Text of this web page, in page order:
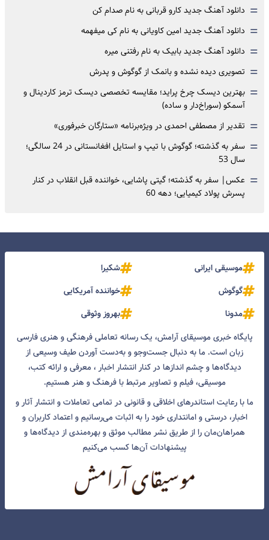
= دانلود آهنگ جدید کارو قربانی به نام صدام کن
= دانلود آهنگ جدید امین کاویانی به نام کی میفهمه
= دانلود آهنگ جدید بابیک به نام رفتنی میره
= تصویری دیده نشده و بانمک از گوگوش و پدرش
= بهترین دیسک چرخ پراید؛ مقایسه تخصصی دیسک ترمز کاردینال و
آسمکو (سوراخ‌دار و ساده)
= تقدیر از مصطفی احمدی در ویژه‌برنامه «ستارگان خبرفوری»
=
سفر به گذشته؛ گوگوش با تیپ و استایل افغانستانی در 24 سالگی؛
سال 53
= عکس| سفر به گذشته؛ گیتی پاشایی، خواننده قبل انقلاب در کنار
پسرش پولاد کیمیایی؛ دهه 60
موسیقی ایرانی
شکیرا
گوگوش
خواننده آمریکایی
مدونا
بهروز وثوقی
پایگاه خبری موسیقای آرامش، یک رسانه تعاملی فرهنگی و هنری فارسی
زبان است. ما به دنبال جست‌و‌جو و به‌دست آوردن طیف وسیعی از
دیدگاه‌ها و چشم انداز‌ها در کنار انتشار اخبار ، معرفی و ارائه کتب،
موسیقی، فیلم و تصاویر مرتبط با فرهنگ و هنر هستیم.
ما با رعایت استاندرهای اخلاقی و قانونی در تمامی تعاملات و انتشار آثار و
اخبار، درستی و امانتداری خود را به اثبات می‌رسانیم و اعتماد کاربران و
همراهان‌مان را از طریق نشر مطالب موثق و بهره‌مندی از دیدگاه‌ها و
پیشنهادات آن‌ها کسب می‌کنیم